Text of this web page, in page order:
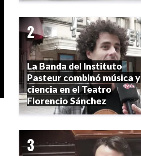
La Banda del Instituto
Pasteur combinó música y
ciencia en el Teatro
Florencio Sánchez